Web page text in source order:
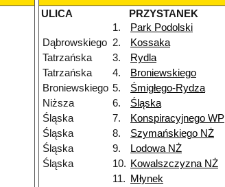
ULICA
PRZYSTANEK
1.
Park Podolski
Dąbrowskiego 2. Kossaka
Tatrzańska
3. Rydla
Tatrzańska
4. Broniewskiego
Broniewskiego 5. Śmigłego-Rydza
Niższa
6. Śląska
Śląska
7. Konspiracyjnego WP
Śląska
8. Szymańskiego NŻ
Śląska
9. Lodowa NŻ
Śląska
10. Kowalszczyzna NŻ
11.
Młynek